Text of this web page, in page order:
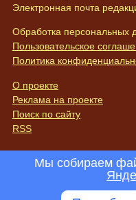
Электронная почта
Обработка персональных
Пользовательское
Политика
О проекте
Реклама на проекте
Поиск по сайту
RSS
Мы собираем